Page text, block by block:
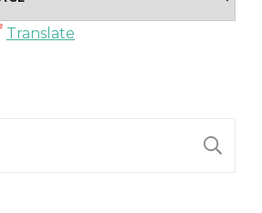
Translate